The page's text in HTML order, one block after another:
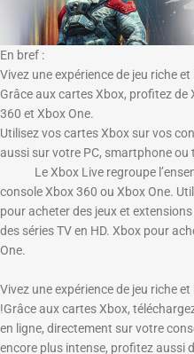
En bref :
Vivez une expérience de jeu riche
Grâce aux cartes Xbox, profitez
360 et Xbox One.
Utilisez vos cartes Xbox sur vos
aussi sur votre PC,
Le Xbox Live regroupe
console Xbox 360 ou Xbox One.
pour acheter des jeux et
des séries TV en HD. Xbox pour
One.
Vivez une expérience de jeu riche
!Grâce aux cartes Xbox,
en ligne, directement sur votre
encore plus intense, profitez aussi